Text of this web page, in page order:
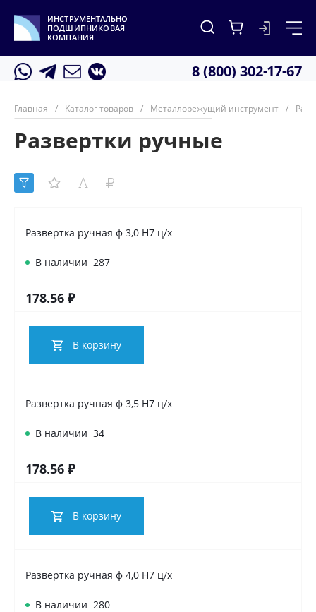
ИНСТРУМЕНТАЛЬНО
ПОДШИПНИКОВАЯ
КОМПАНИЯ
8 (800) 302-17-67
Главная / Каталог товаров / Металлорежущий инструмент /
Развертки ручные
Развертка ручная ф 3,0 Н7 ц/х
В наличии 287
178.56 ₽
В корзину
Развертка ручная ф 3,5 Н7 ц/х
В наличии 34
178.56 ₽
В корзину
Развертка ручная ф 4,0 Н7 ц/х
В наличии 280